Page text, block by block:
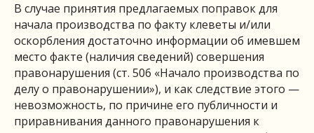
В случае принятия предлагаемых поправок для
начала производства по факту клеветы и/или
оскорбления достаточно информации об имевшем
место факте (наличия сведений) совершения
правонарушения (ст. 506 «Начало производства по
делу о правонарушении»), и как следствие этого —
невозможность, по причине его публичности и
приравнивания данного правонарушения к